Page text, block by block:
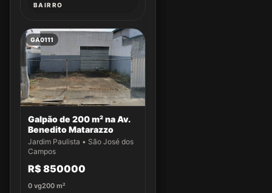
BAIRRO
GA0111
Galpão de 200 m² na Av.
Benedito Matarazzo
Jardim Paulista • São José dos
Campos
R$ 850000
0 vg200 m²